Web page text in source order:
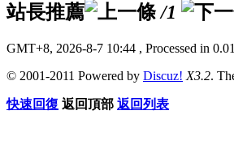
站長推薦 /1
GMT+8, 2026-8-7 10:44 , Processed in
© 2001-2011 Powered by Discuz! X3.2.
快速回復 返回頂部 返回列表